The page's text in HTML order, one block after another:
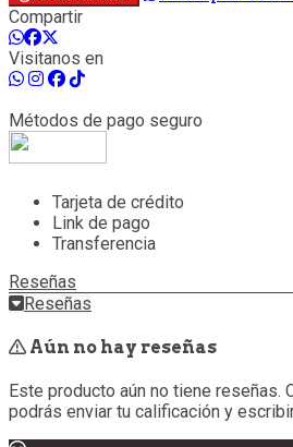
Compartir
Visitanos en
Métodos de pago seguro
Tarjeta de crédito
Link de pago
Transferencia
Reseñas
Reseñas
Aún no hay reseñas
Este producto aún no tiene reseñas.
podrás enviar tu calificación y